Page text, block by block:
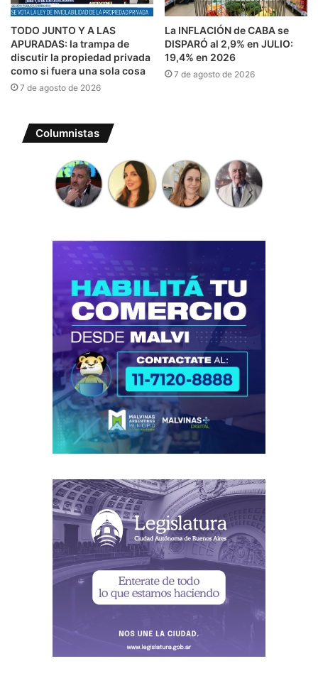
TODO JUNTO Y A LAS
APURADAS: la trampa de
discutir la propiedad privada
como si fuera una sola cosa
7 de agosto de 2026
La INFLACIÓN de CABA se
DISPARÓ al 2,9% en JULIO:
19,4% en 2026
7 de agosto de 2026
Columnistas